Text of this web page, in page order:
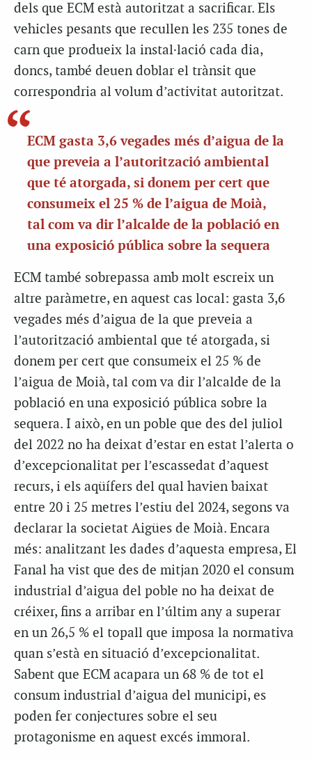
dels que ECM està autoritzat a sacrificar. Els
vehicles pesants que recullen les 235 tones de
carn que produeix la instal·lació cada dia,
doncs, també deuen doblar el trànsit que
correspondria al volum d’activitat autoritzat.
ECM gasta 3,6 vegades més d’aigua de la
que preveia a l’autorització ambiental
que té atorgada, si donem per cert que
consumeix el 25 % de l’aigua de Moià,
tal com va dir l’alcalde de la població en
una exposició pública sobre la sequera
ECM també sobrepassa amb molt escreix un
altre paràmetre, en aquest cas local: gasta 3,6
vegades més d’aigua de la que preveia a
l’autorització ambiental que té atorgada, si
donem per cert que consumeix el 25 % de
l’aigua de Moià, tal com va dir l’alcalde de la
població en una exposició pública sobre la
sequera. I això, en un poble que des del juliol
del 2022 no ha deixat d’estar en estat l’alerta o
d’excepcionalitat per l’escassedat d’aquest
recurs, i els aqüífers del qual havien baixat
entre 20 i 25 metres l’estiu del 2024, segons va
declarar la societat Aigües de Moià. Encara
més: analitzant les dades d’aquesta empresa, El
Fanal ha vist que des de mitjan 2020 el consum
industrial d’aigua del poble no ha deixat de
créixer, fins a arribar en l’últim any a superar
en un 26,5 % el topall que imposa la normativa
quan s’està en situació d’excepcionalitat.
Sabent que ECM acapara un 68 % de tot el
consum industrial d’aigua del municipi, es
poden fer conjectures sobre el seu
protagonisme en aquest excés immoral.